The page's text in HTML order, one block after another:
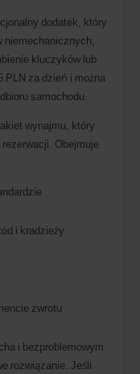
dodatek, który
niemechanicznych,
kluczyków lub
PLN za dzień i można
samochodu.
wynajmu, który
Obejmuje
i kradzieży
zwrotu
i bezproblemowym
rozwiązanie. Jeśli